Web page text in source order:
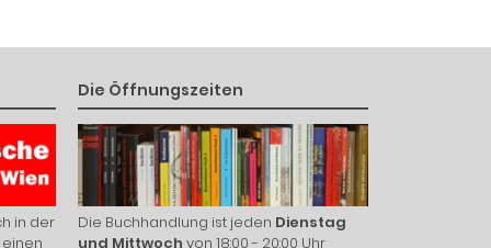
in der
Die Öffnungszeiten
Die Buchhandlung ist jeden Dienstag
und Mittwoch von 18:00 - 20:00 Uhr